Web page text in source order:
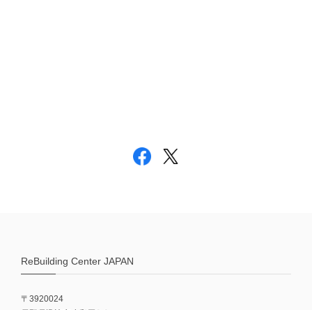
ReBuilding Center JAPAN
〒3920024